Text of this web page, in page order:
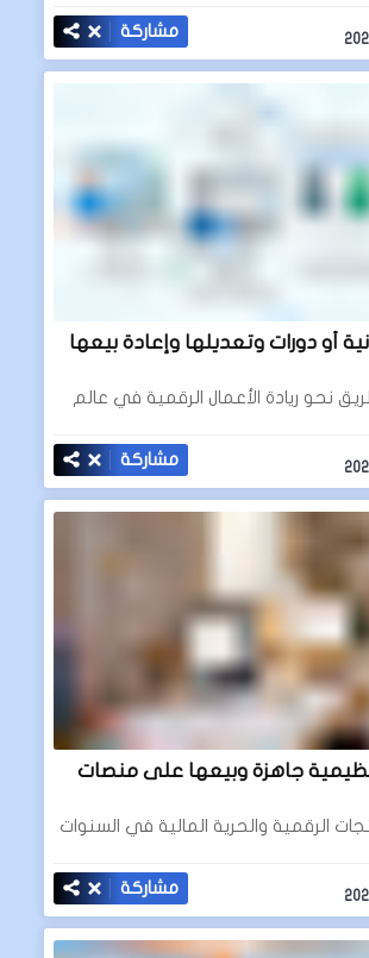
مشاركة
أو دورات وتعديلها وإعادة بيعها
نحو ريادة الأعمال الرقمية في عالم
مشاركة
جاهزة وبيعها على منصات
الرقمية والحرية المالية في السنوات
مشاركة